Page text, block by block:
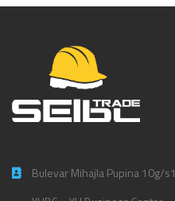
Bulevar Mihajla Pupina 10g/s1